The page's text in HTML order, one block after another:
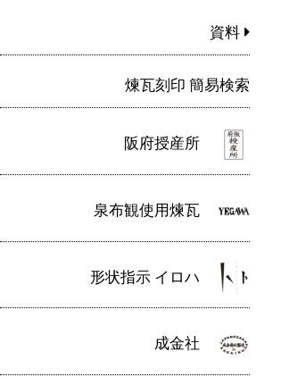
資料
煉瓦刻印 簡易検索
阪府授産所
泉布観使用煉瓦
形状指示 イロハ
成金社